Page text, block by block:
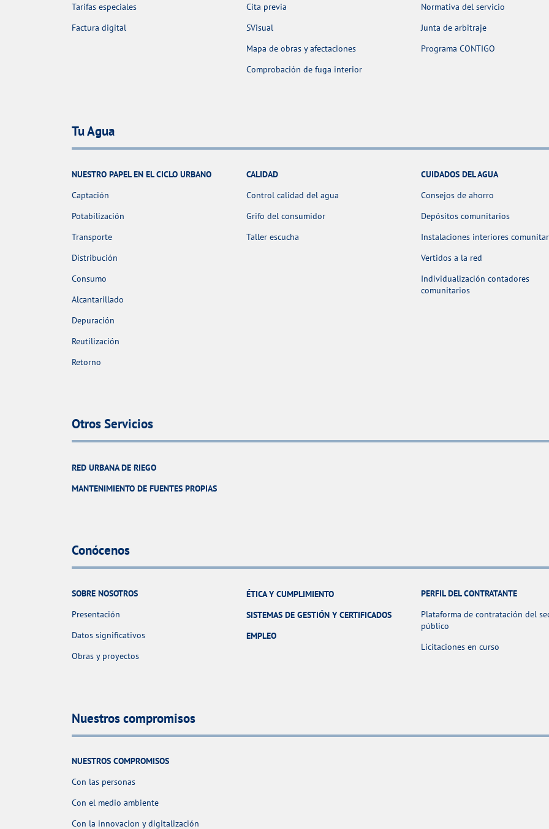
Tarifas especiales
Factura digital
Cita previa
SVisual
Mapa de obras y afectaciones
Comprobación de fuga interior
Normativa del servicio
Junta de arbitraje
Programa CONTIGO
Tu Agua
NUESTRO PAPEL EN EL CICLO URBANO
Captación
Potabilización
Transporte
Distribución
Consumo
Alcantarillado
Depuración
Reutilización
Retorno
CALIDAD
Control calidad del agua
Grifo del consumidor
Taller escucha
CUIDADOS DEL AGUA
Consejos de ahorro
Depósitos comunitarios
Instalaciones interiores
Vertidos a la red
Individualización contadores
comunitarios
Otros Servicios
RED URBANA DE RIEGO
MANTENIMIENTO DE FUENTES PROPIAS
Conócenos
SOBRE NOSOTROS
Presentación
Datos significativos
Obras y proyectos
ÉTICA Y CUMPLIMIENTO
SISTEMAS DE GESTIÓN Y CERTIFICADOS
EMPLEO
PERFIL DEL CONTRATANTE
Plataforma de contratación del
público
Licitaciones en curso
Nuestros compromisos
NUESTROS COMPROMISOS
Con las personas
Con el medio ambiente
Con la innovacion y digitalización